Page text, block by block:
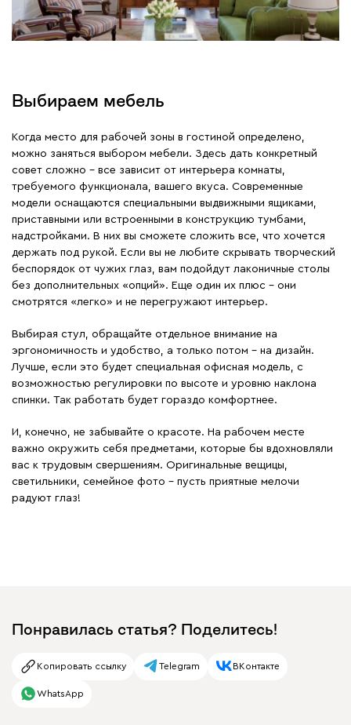
Выбираем мебель
Когда место для рабочей зоны в гостиной определено,
можно заняться выбором мебели. Здесь дать конкретный
совет сложно – все зависит от интерьера комнаты,
требуемого функционала, вашего вкуса. Современные
модели оснащаются специальными выдвижными ящиками,
приставными или встроенными в конструкцию тумбами,
надстройками. В них вы сможете сложить все, что хочется
держать под рукой. Если вы не любите скрывать творческий
беспорядок от чужих глаз, вам подойдут лаконичные столы
без дополнительных «опций». Еще один их плюс – они
смотрятся «легко» и не перегружают интерьер.
Выбирая стул, обращайте отдельное внимание на
эргономичность и удобство, а только потом – на дизайн.
Лучше, если это будет специальная офисная модель, с
возможностью регулировки по высоте и уровню наклона
спинки. Так работать будет гораздо комфортнее.
И, конечно, не забывайте о красоте. На рабочем месте
важно окружить себя предметами, которые бы вдохновляли
вас к трудовым свершениям. Оригинальные вещицы,
светильники, семейное фото – пусть приятные мелочи
радуют глаз!
Понравилась статья? Поделитесь!
Копировать ссылку Telegram ВКонтакте
WhatsApp